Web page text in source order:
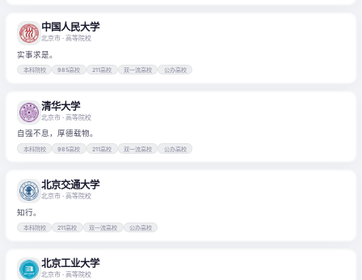
中国人民大学
北京市· 高等院校
实事求是。
本科院校 985高校 211高校 双一流高校 公办高校
清华大学
北京市· 高等院校
自强不息，厚德载物。
本科院校 985高校 211高校 双一流高校 公办高校
北京交通大学
北京市· 高等院校
知行。
本科院校 211高校 双一流高校 公办高校
北京工业大学
北京市· 高等院校